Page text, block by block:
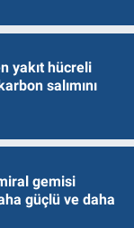
yakıt hücreli
salımını
gemisi
güçlü ve daha